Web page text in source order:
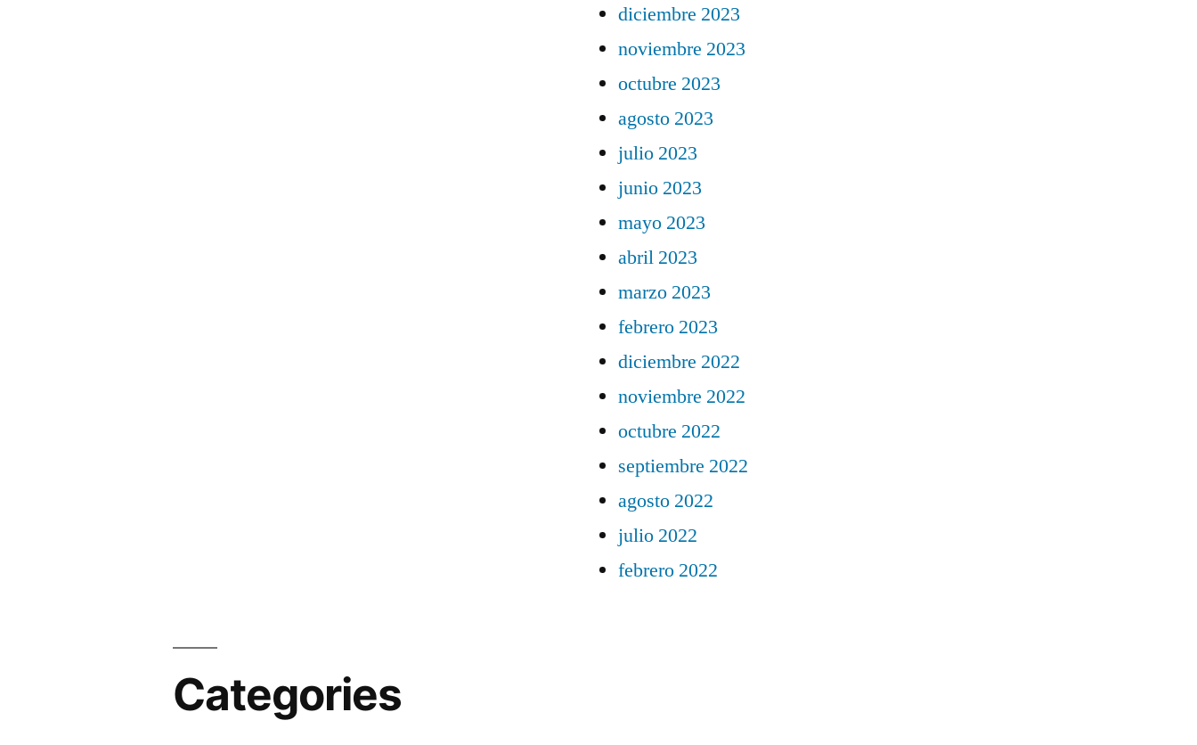
diciembre 2023
noviembre 2023
octubre 2023
agosto 2023
julio 2023
junio 2023
mayo 2023
abril 2023
marzo 2023
febrero 2023
diciembre 2022
noviembre 2022
octubre 2022
septiembre 2022
agosto 2022
julio 2022
febrero 2022
Categories